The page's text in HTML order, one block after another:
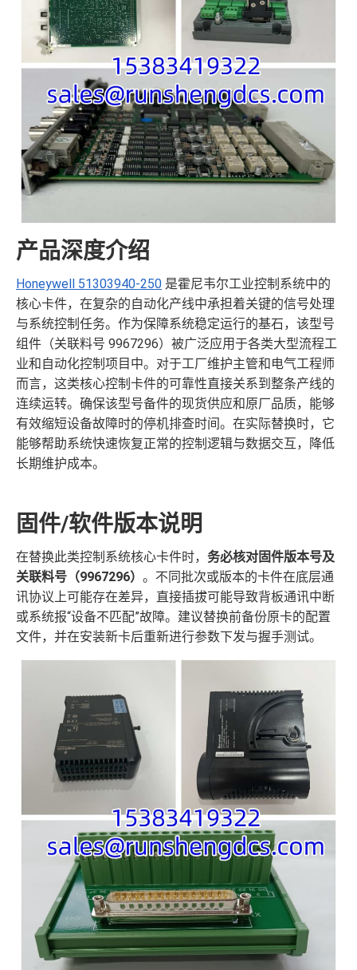
产品深度介绍
Honeywell 51303940-250 是霍尼韦尔工业控制系统中的
核心卡件，在复杂的自动化产线中承担着关键的信号处理
与系统控制任务。作为保障系统稳定运行的基石，该型号
组件（关联料号 9967296）被广泛应用于各类大型流程工
业和自动化控制项目中。对于工厂维护主管和电气工程师
而言，这类核心控制卡件的可靠性直接关系到整条产线的
连续运转。确保该型号备件的现货供应和原厂品质，能够
有效缩短设备故障时的停机排查时间。在实际替换时，它
能够帮助系统快速恢复正常的控制逻辑与数据交互，降低
长期维护成本。
固件/软件版本说明
在替换此类控制系统核心卡件时， 务必核对固件版本号及
关联料号（9967296） 。不同批次或版本的卡件在底层通
讯协议上可能存在差异，直接插拔可能导致背板通讯中断
或系统报“设备不匹配”故障。建议替换前备份原卡的配置
文件，并在安装新卡后重新进行参数下发与握手测试。